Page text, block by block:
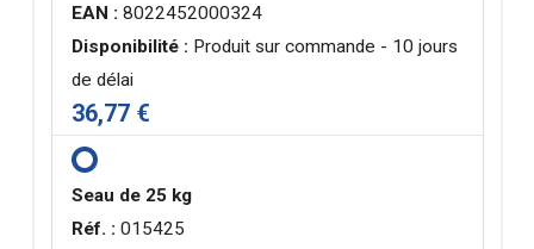
EAN : 8022452000324
Disponibilité : Produit sur commande - 10 jours
de délai
36,77 €
Seau de 25 kg
Réf. : 015425